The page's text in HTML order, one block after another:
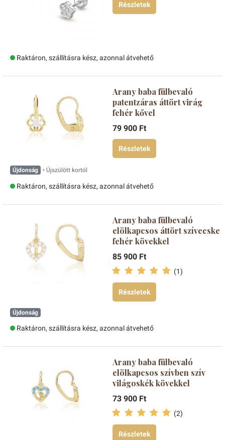
Részletek
Raktáron, szállításra kész, azonnal átvehető
Arany baba fülbevaló
patentzáras áttört virág
fehér kővel
79 900 Ft
Részletek
Újdonság • Újszülött kortól
Raktáron, szállításra kész, azonnal átvehető
Arany baba fülbevaló
elölkapcsos áttört szívecske
fehér kövekkel
85 900 Ft
(1)
Részletek
Újdonság
Raktáron, szállításra kész, azonnal átvehető
Arany baba fülbevaló
elölkapcsos szívben szív
világoskék kövekkel
73 900 Ft
(2)
Részletek